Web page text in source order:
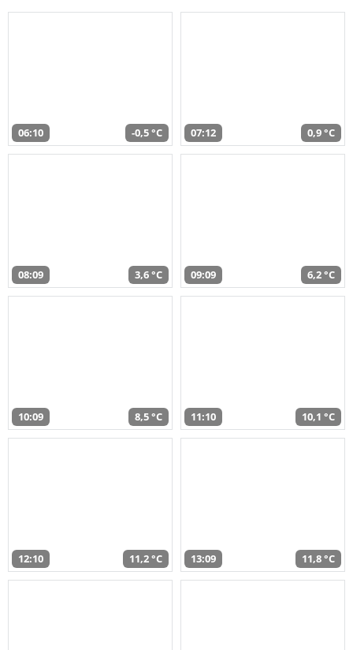
06:10 -0,5 °C 07:12 0,9 °C
08:09 3,6 °C 09:09 6,2 °C
10:09 8,5 °C 11:10 10,1 °C
12:10 11,2 °C 13:09 11,8 °C